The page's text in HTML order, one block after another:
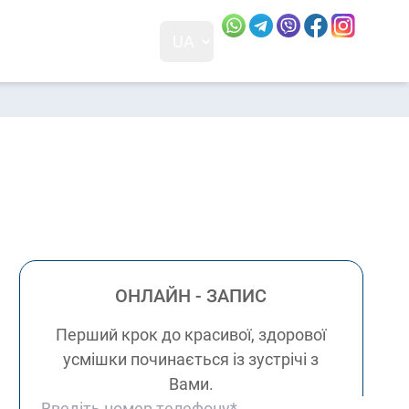
Посилання скопійовано
ОНЛАЙН - ЗАПИС
Перший крок до красивої, здорової
усмішки починається із зустрічі з
Вами.